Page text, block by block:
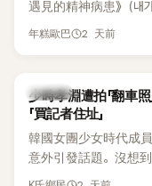
遇見的精神病患》（내
堪回首的戀愛經歷，
年糕歐巴 2 天前
K-POP
少時孝淵遭拍「翻車
「買記者住址」
韓國女團少女時代成員
意外引發話題。沒想
而親自把照片放上IG